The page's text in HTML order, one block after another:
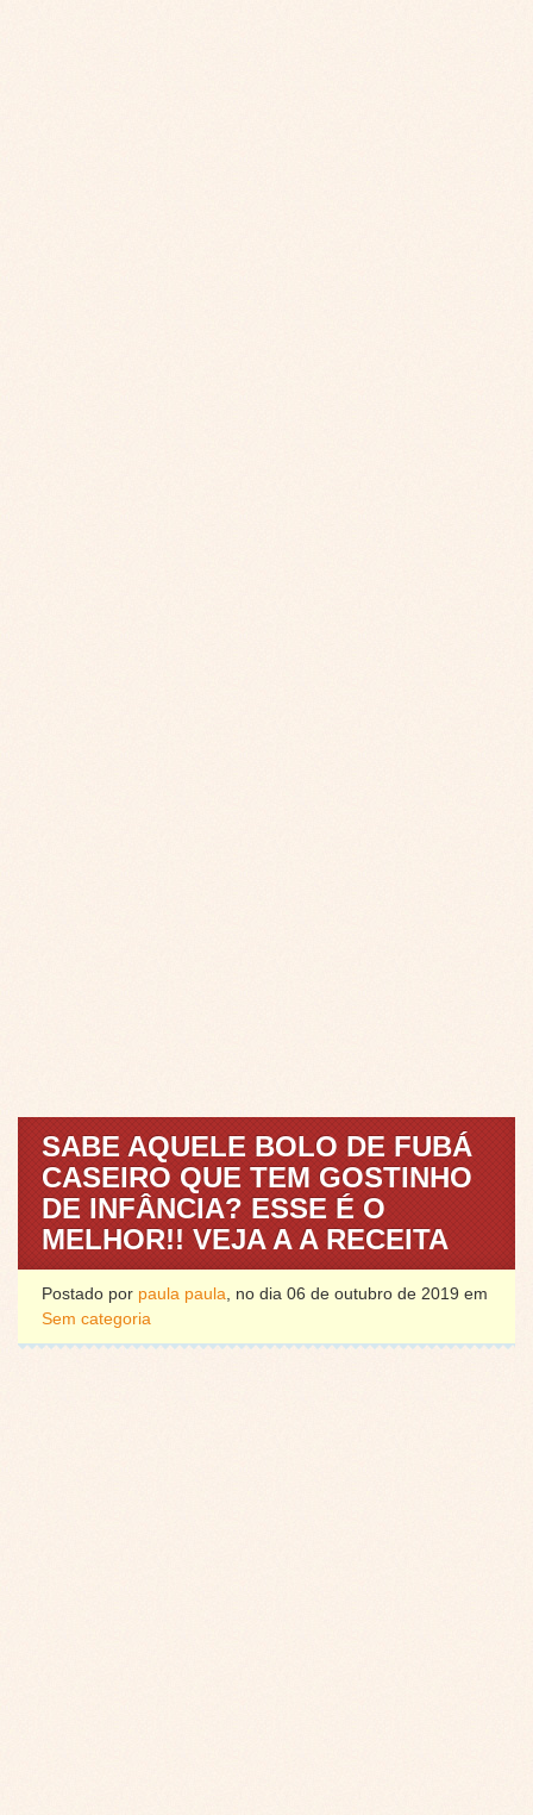
SABE AQUELE BOLO DE FUBÁ
CASEIRO QUE TEM GOSTINHO
DE INFÂNCIA? ESSE É O
MELHOR!! VEJA A A RECEITA
Postado por paula paula, no dia 06 de outubro de 2019 em
Sem categoria